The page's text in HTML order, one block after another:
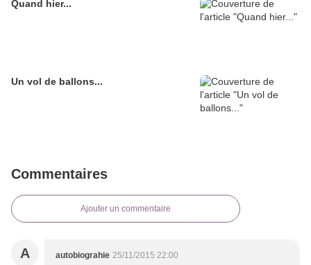
Quand hier...
Un vol de ballons...
Commentaires
Ajouter un commentaire
A autobiograhie 25/11/2015 22:00